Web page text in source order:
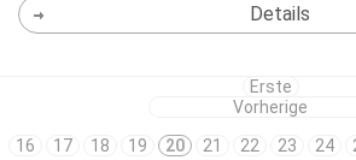
Details
Erste
Vorherige
16
17 18 19 20 21 22 23 24